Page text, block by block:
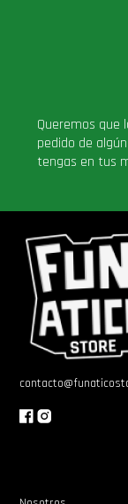
Queremos que
pedido de
tengas en tus